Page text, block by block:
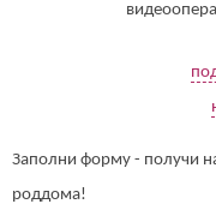
Заполни форму - получи
роддома!